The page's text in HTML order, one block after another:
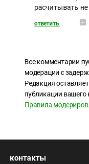
расчитывать
ответить
Все комментарии
модерации с
Редакция
публикации
Правила
контакты